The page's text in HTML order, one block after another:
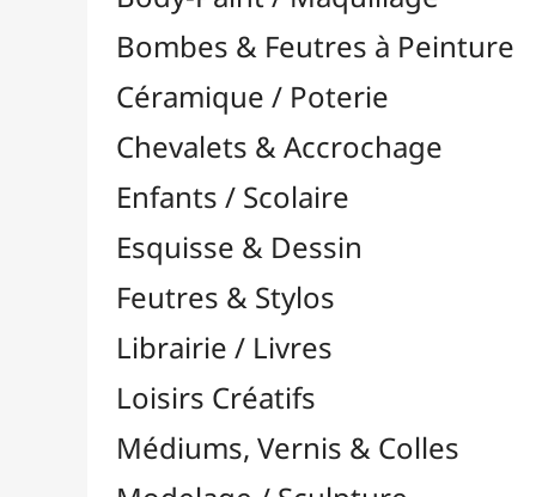
Feutres & Stylos
Librairie / Livres
Loisirs Créatifs
Médiums, Vernis & Colles
Modelage / Sculpture
Peintures / Couleurs
Résines / Moulage
Supports Dessin & Peinture
Blocs & Pochettes
Cartons Entoilés
Cartons Prédessinés
Châssis Entoilés

Grands Papiers & Rouleaux 